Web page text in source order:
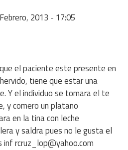
2013 - 17:05
el paciente este presente en
tiene que estar una
Y el individuo se tomara el te
y comero un platano
en la tina con leche
y saldra pues no le gusta el
rcruz_lop@yahoo.com